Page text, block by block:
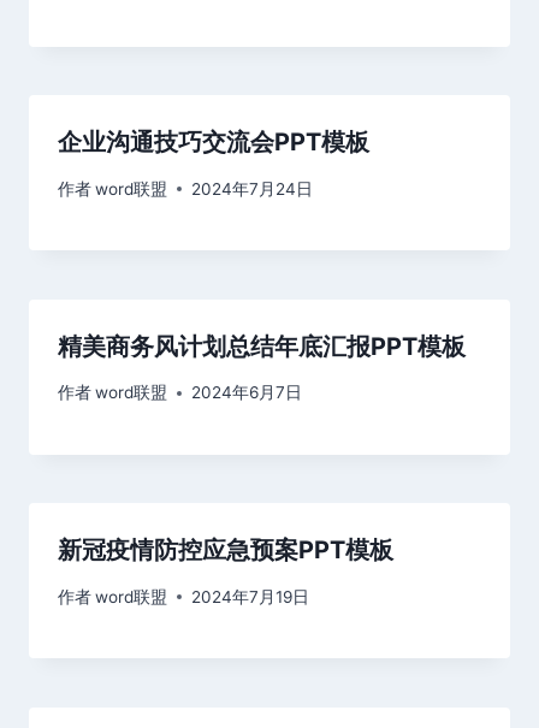
企业沟通技巧交流会PPT模板
作者word联盟 2024年7月24日
精美商务风计划总结年底汇报PPT模板
作者word联盟 2024年6月7日
新冠疫情防控应急预案PPT模板
作者word联盟 2024年7月19日